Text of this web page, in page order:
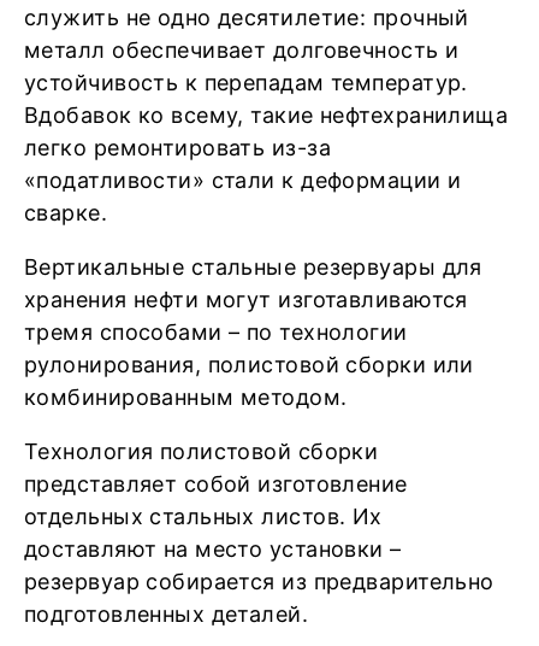
служить не одно десятилетие: прочный
металл обеспечивает долговечность и
устойчивость к перепадам температур.
Вдобавок ко всему, такие нефтехранилища
легко ремонтировать из-за
«податливости» стали к деформации и
сварке.
Вертикальные стальные резервуары для
хранения нефти могут изготавливаются
тремя способами – по технологии
рулонирования, полистовой сборки или
комбинированным методом.
Технология полистовой сборки
представляет собой изготовление
отдельных стальных листов. Их
доставляют на место установки –
резервуар собирается из предварительно
подготовленных деталей.